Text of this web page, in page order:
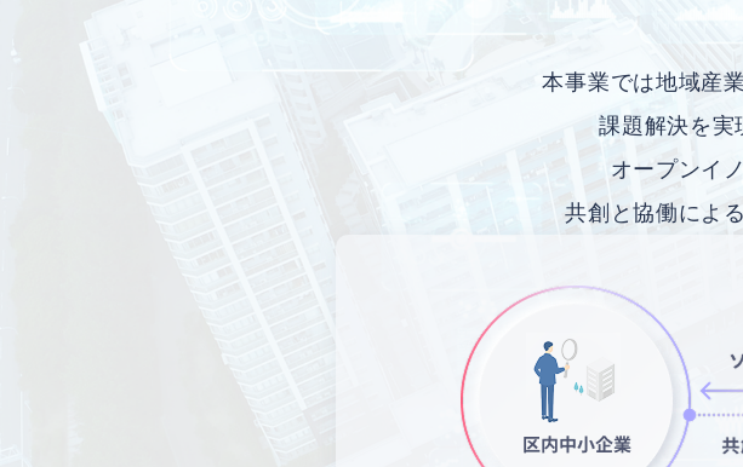
本事業では地域産
課題解決を実
オープンイ
共創と協働による